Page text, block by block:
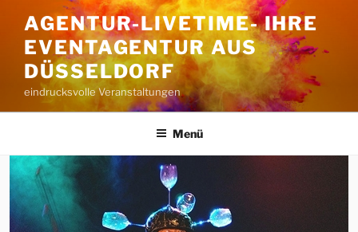
Inhalt
springen
AGENTUR-LIVETIME- IHRE
EVENTAGENTUR AUS
DÜSSELDORF
eindrucksvolle Veranstaltungen
Menü